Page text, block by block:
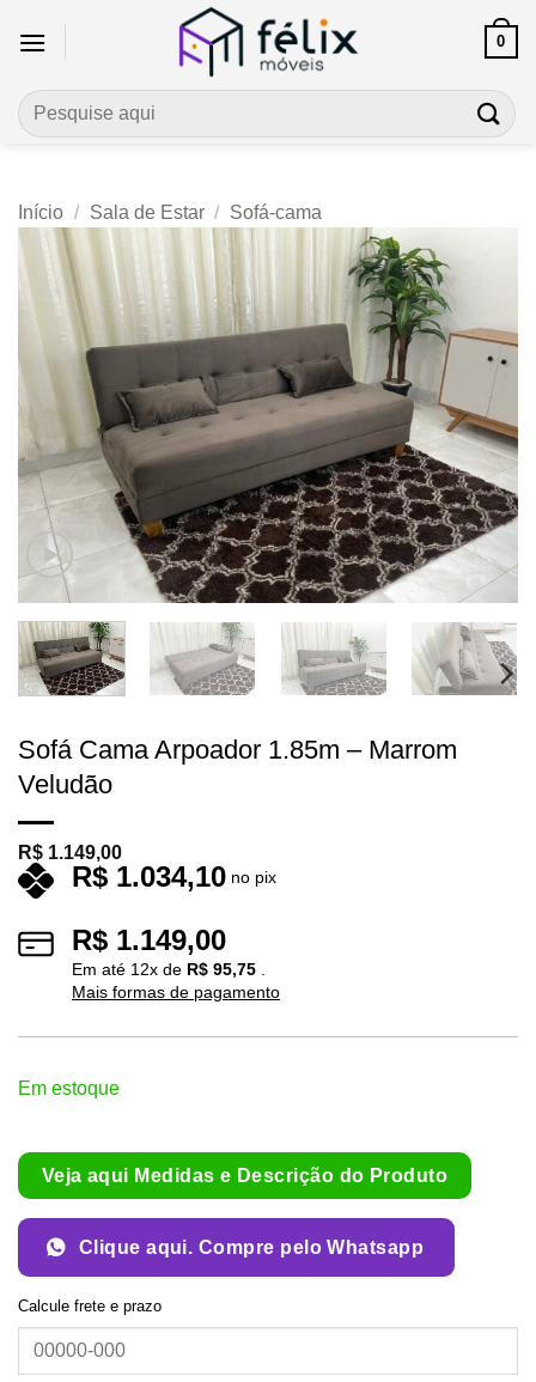
0
Pesquisar
por:
Início / Sala de Estar / Sofá-cama
Sofá Cama Arpoador 1.85m – Marrom
Veludão
R$ 1.149,00
R$ 1.034,10 no pix
R$ 1.149,00
Em até 12x de R$ 95,75
Mais formas de pagamento
Em estoque
Veja aqui Medidas e Descrição do Produto
Clique aqui. Compre pelo Whatsapp
Calcule frete e prazo